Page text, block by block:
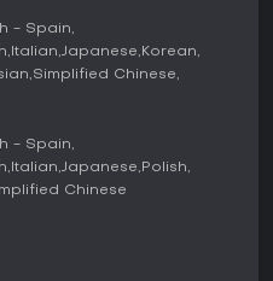
ermöglichen - etwa den
die Bereitstellung von
mit
64 oder 128 Spieler.
Waffen und Aufsätze
auf neue Bedrohungen zu
Mechaniken
offensive Vorstöße als
- Spain
Italian Japanese Korean
Simplified Chinese
- Spain
Italian Japanese Polish
Chinese